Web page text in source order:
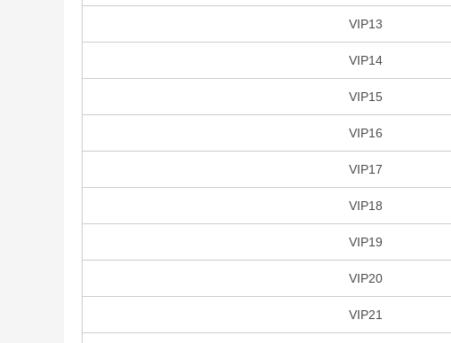
VIP13
VIP14
VIP15
VIP16
VIP17
VIP18
VIP19
VIP20
VIP21